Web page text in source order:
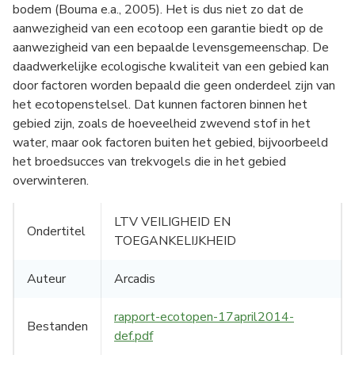
bodem (Bouma e.a., 2005). Het is dus niet zo dat de
aanwezigheid van een ecotoop een garantie biedt op de
aanwezigheid van een bepaalde levensgemeenschap. De
daadwerkelijke ecologische kwaliteit van een gebied kan
door factoren worden bepaald die geen onderdeel zijn van
het ecotopenstelsel. Dat kunnen factoren binnen het
gebied zijn, zoals de hoeveelheid zwevend stof in het
water, maar ook factoren buiten het gebied, bijvoorbeeld
het broedsucces van trekvogels die in het gebied
overwinteren.
Ondertitel
LTV VEILIGHEID EN
TOEGANKELIJKHEID
Auteur Arcadis
Bestanden
rapport-ecotopen-17april2014-
def.pdf